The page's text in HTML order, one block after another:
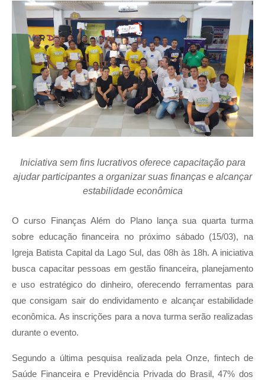
Iniciativa sem fins lucrativos oferece capacitação para
ajudar participantes a organizar suas finanças e alcançar
estabilidade econômica
O curso Finanças Além do Plano lança sua quarta turma
sobre educação financeira no próximo sábado (15/03), na
Igreja Batista Capital da Lago Sul, das 08h às 18h. A iniciativa
busca capacitar pessoas em gestão financeira, planejamento
e uso estratégico do dinheiro, oferecendo ferramentas para
que consigam sair do endividamento e alcançar estabilidade
econômica. As inscrições para a nova turma serão realizadas
durante o evento.
Segundo a última pesquisa realizada pela Onze, fintech de
Saúde Financeira e Previdência Privada do Brasil, 47% dos